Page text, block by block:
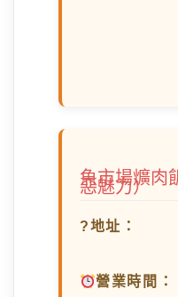
魚市場爌肉
惡魅力）
?地址：
營業時間：